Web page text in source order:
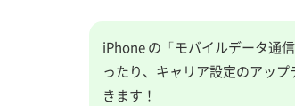
iPhone の「モバイルデータ通
ったり、キャリア設定のアッ
きます！